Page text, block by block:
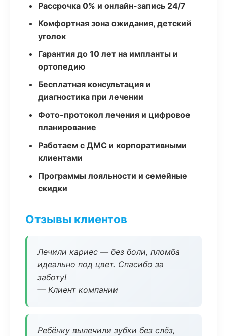
Рассрочка 0% и онлайн-запись 24/7
Комфортная зона ожидания, детский
уголок
Гарантия до 10 лет на импланты и
ортопедию
Бесплатная консультация и
диагностика при лечении
Фото-протокол лечения и цифровое
планирование
Работаем с ДМС и корпоративными
клиентами
Программы лояльности и семейные
скидки
Отзывы клиентов
Лечили кариес — без боли, пломба
идеально под цвет. Спасибо за
заботу!
— Клиент компании
Ребёнку вылечили зубки без слёз,